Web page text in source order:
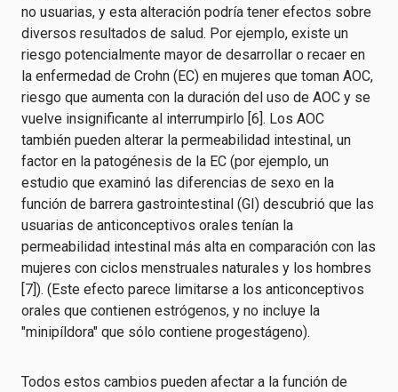
no usuarias, y esta alteración podría tener efectos sobre
diversos resultados de salud. Por ejemplo, existe un
riesgo potencialmente mayor de desarrollar o recaer en
la enfermedad de Crohn (EC) en mujeres que toman AOC,
riesgo que aumenta con la duración del uso de AOC y se
vuelve insignificante al interrumpirlo [6]. Los AOC
también pueden alterar la permeabilidad intestinal, un
factor en la patogénesis de la EC (por ejemplo, un
estudio que examinó las diferencias de sexo en la
función de barrera gastrointestinal (GI) descubrió que las
usuarias de anticonceptivos orales tenían la
permeabilidad intestinal más alta en comparación con las
mujeres con ciclos menstruales naturales y los hombres
[7]). (Este efecto parece limitarse a los anticonceptivos
orales que contienen estrógenos, y no incluye la
"minipíldora" que sólo contiene progestágeno).
Todos estos cambios pueden afectar a la función de